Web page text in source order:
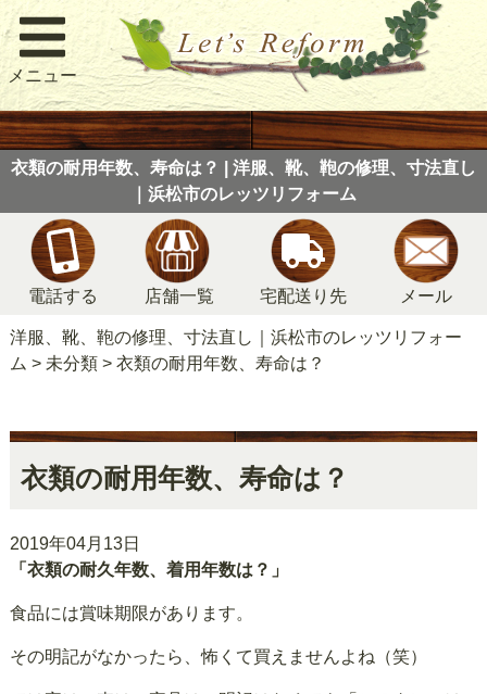
メニュー
衣類の耐用年数、寿命は？ | 洋服、靴、鞄の修理、寸法直し
｜浜松市のレッツリフォーム
電話する 店舗一覧 宅配送り先 メール
洋服、靴、鞄の修理、寸法直し｜浜松市のレッツリフォー
ム > 未分類> 衣類の耐用年数、寿命は？
衣類の耐用年数、寿命は？
2019年04月13日
‎「衣類の耐久年数、着用年数は？」
食品には賞味期限があります。
その明記がなかったら、怖くて買えませんよね（笑）